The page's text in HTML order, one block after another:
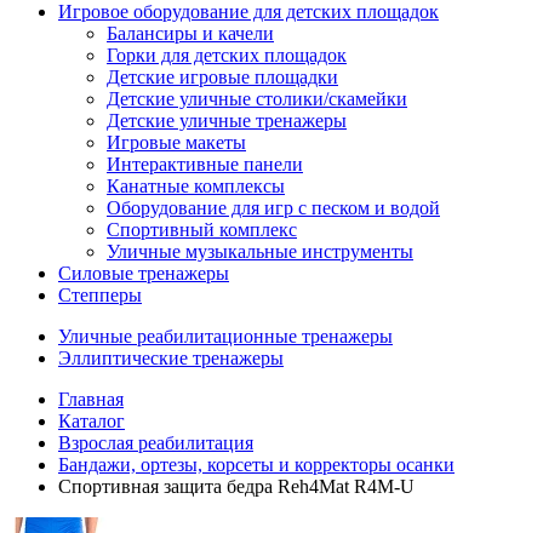
Игровое оборудование для детских площадок
Балансиры и качели
Горки для детских площадок
Детские игровые площадки
Детские уличные столики/скамейки
Детские уличные тренажеры
Игровые макеты
Интерактивные панели
Канатные комплексы
Оборудование для игр с песком и водой
Спортивный комплекс
Уличные музыкальные инструменты
Силовые тренажеры
Степперы
Уличные реабилитационные тренажеры
Эллиптические тренажеры
Главная
Каталог
Взрослая реабилитация
Бандажи, ортезы, корсеты и корректоры осанки
Спортивная защита бедра Reh4Mat R4M-U